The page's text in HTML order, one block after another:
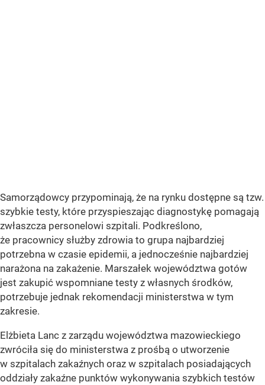
Samorządowcy przypominają, że na rynku dostępne są tzw.
szybkie testy, które przyspieszając diagnostykę pomagają
zwłaszcza personelowi szpitali. Podkreślono,
że pracownicy służby zdrowia to grupa najbardziej
potrzebna w czasie epidemii, a jednocześnie najbardziej
narażona na zakażenie. Marszałek województwa gotów
jest zakupić wspomniane testy z własnych środków,
potrzebuje jednak rekomendacji ministerstwa w tym
zakresie.
Elżbieta Lanc z zarządu województwa mazowieckiego
zwróciła się do ministerstwa z prośbą o utworzenie
w szpitalach zakaźnych oraz w szpitalach posiadających
oddziały zakaźne punktów wykonywania szybkich testów